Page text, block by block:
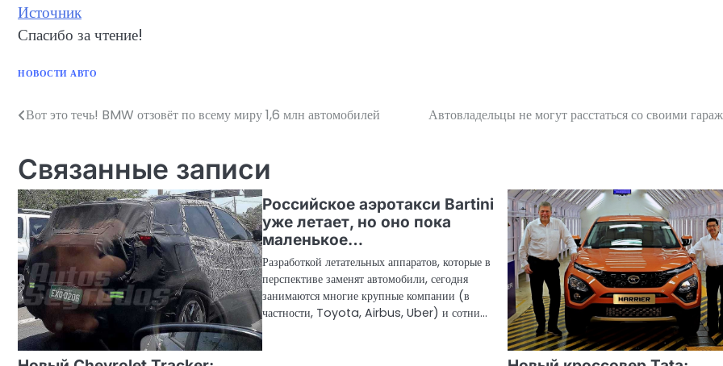
Источник
Спасибо за чтение!
НОВОСТИ АВТО
Навигация
записям
Вот это течь! BMW отзовёт по всему миру 1,6 млн автомобилей Автовладельцы не могут расстаться со своими
Связанные записи
Российское аэротакси Bartini
уже летает, но оно пока
маленькое…
Разработкой летательных аппаратов, которые в
перспективе заменят автомобили, сегодня
занимаются многие крупные компании (в
частности, Toyota, Airbus, Uber) и сотни…